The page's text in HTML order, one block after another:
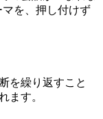
を、押し付けず
を繰り返すこと
ます。